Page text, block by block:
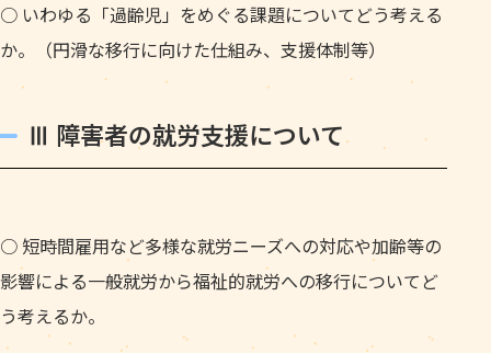
○ いわゆる「過齢児」をめぐる課題についてどう考える
か。（円滑な移行に向けた仕組み、支援体制等）
Ⅲ 障害者の就労支援について
○ 短時間雇用など多様な就労ニーズへの対応や加齢等の
影響による一般就労から福祉的就労への移行についてど
う考えるか。